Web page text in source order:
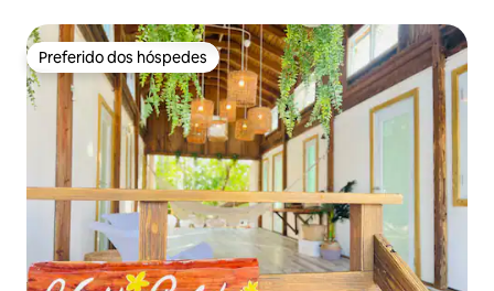
Preferido dos hóspedes
Preferido dos hóspedes